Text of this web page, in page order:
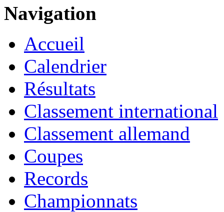
Navigation
Accueil
Calendrier
Résultats
Classement international
Classement allemand
Coupes
Records
Championnats